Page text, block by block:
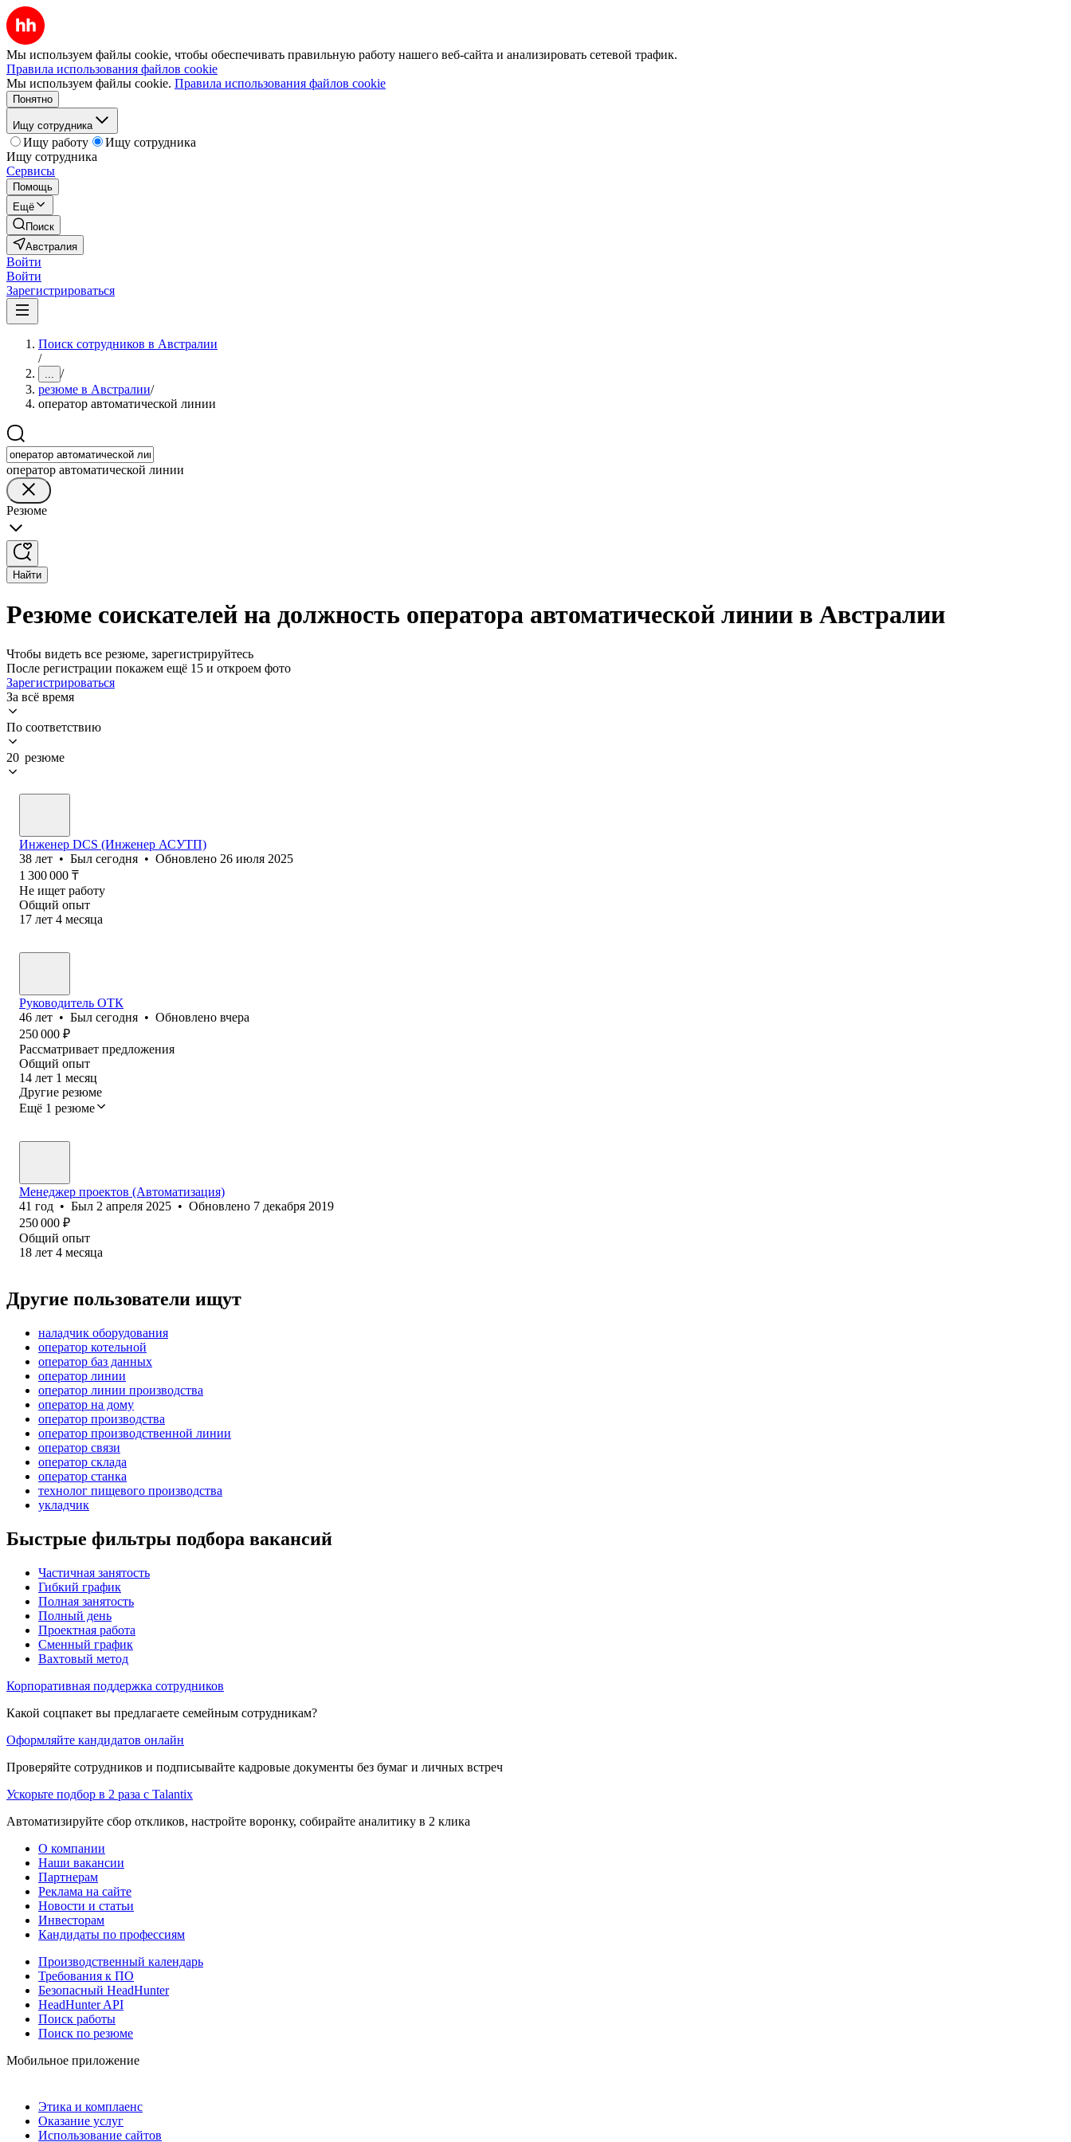
Мы используем файлы cookie, чтобы обеспечивать правильную работу нашего веб-сайта и анализировать сетевой трафик.
Правила использования файлов cookie
Мы используем файлы cookie. Правила использования файлов cookie
Понятно
Ищу сотрудника
Ищу работу
Ищу сотрудника
Ищу сотрудника
Сервисы
Помощь
Ещё
Поиск
Австралия
Войти
Войти
Зарегистрироваться
Поиск сотрудников в Австралии
/
... /
резюме в Австралии/
оператор автоматической линии
оператор автоматической линии
Резюме
Найти
Резюме соискателей на должность оператора автоматической линии в Австралии
Чтобы видеть все резюме, зарегистрируйтесь
После регистрации покажем ещё 15 и откроем фото
Зарегистрироваться
За всё время
По соответствию
20 резюме
Инженер DCS (Инженер АСУТП)
38 лет • Был сегодня • Обновлено 26 июля 2025
1 300 000 ₸
Не ищет работу
Общий опыт
17 лет 4 месяца
Руководитель ОТК
46 лет • Был сегодня • Обновлено вчера
250 000 ₽
Рассматривает предложения
Общий опыт
14 лет 1 месяц
Другие резюме
Ещё 1 резюме
Менеджер проектов (Автоматизация)
41 год • Был 2 апреля 2025 • Обновлено 7 декабря 2019
250 000 ₽
Общий опыт
18 лет 4 месяца
Другие пользователи ищут
наладчик оборудования
оператор котельной
оператор баз данных
оператор линии
оператор линии производства
оператор на дому
оператор производства
оператор производственной линии
оператор связи
оператор склада
оператор станка
технолог пищевого производства
укладчик
Быстрые фильтры подбора вакансий
Частичная занятость
Гибкий график
Полная занятость
Полный день
Проектная работа
Сменный график
Вахтовый метод
Корпоративная поддержка сотрудников
Какой соцпакет вы предлагаете семейным сотрудникам?
Оформляйте кандидатов онлайн
Проверяйте сотрудников и подписывайте кадровые документы без бумаг и личных встреч
Ускорьте подбор в 2 раза с Talantix
Автоматизируйте сбор откликов, настройте воронку, собирайте аналитику в 2 клика
О компании
Наши вакансии
Партнерам
Реклама на сайте
Новости и статьи
Инвесторам
Кандидаты по профессиям
Производственный календарь
Требования к ПО
Безопасный HeadHunter
HeadHunter API
Поиск работы
Поиск по резюме
Мобильное приложение
Этика и комплаенс
Оказание услуг
Использование сайтов